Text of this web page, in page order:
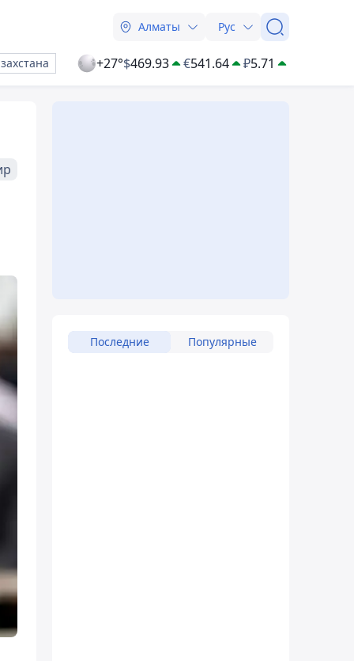
Алматы Рус
+27°$469.93 €541.64 ₽5.71
Последние Популярные